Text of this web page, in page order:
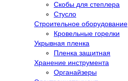
Скобы для степлера
Стусло
Строительное оборудование
Кровельные горелки
Укрывная пленка
Пленка защитная
Хранение инструмента
Органайзеры